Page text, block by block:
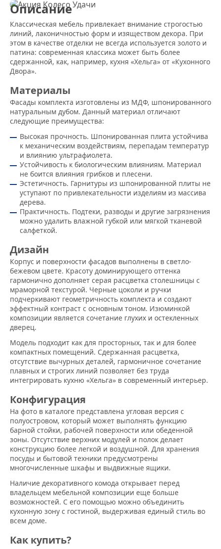
Описание
Классическая мебель привлекает внимание строгостью
линий, лаконичностью форм и изяществом декора. При
этом в качестве отделки не всегда используется золото и
патина: современная классика может быть более
сдержанной, как, например, кухня «Хельга» от «Кухонного
Двора».
Материалы
Фасады комплекта изготовлены из МДФ, шпонированного
натуральным дубом. Данный материал отличают
следующие преимущества:
Высокая прочность. Шпонированная плита устойчива
к механическим воздействиям, перепадам температур
и влиянию ультрафиолета.
Устойчивость к биологическим влияниям. Материал
не боится влияния грибков и плесени.
Эстетичность. Гарнитуры из шпонированной плиты не
уступают по привлекательности изделиям из массива
дерева.
Практичность. Подтеки, разводы и другие загрязнения
можно удалить влажной губкой или мягкой тканевой
салфеткой.
Дизайн
Корпус и поверхности фасадов выполнены в светло-
бежевом цвете. Красоту доминирующего оттенка
гармонично дополняет серая расцветка столешницы с
мраморной текстурой. Черные цоколи и ручки
подчеркивают геометричность комплекта и создают
эффектный контраст с основным тоном. Изюминкой
композиции является сочетание глухих и остекленных
дверец.
Модель подходит как для просторных, так и для более
компактных помещений. Сдержанная расцветка,
отсутствие вычурных деталей, гармоничное сочетание
плавных и строгих линий позволяет без труда
интегрировать кухню «Хельга» в современный интерьер.
Конфигурация
На фото в каталоге представлена угловая версия с
полуостровом, который может выполнять функцию
барной стойки, рабочей поверхности или обеденной
зоны. Отсутствие верхних модулей и полок делает
конструкцию более легкой и воздушной. Для хранения
посуды и бытовой техники предусмотрены
многочисленные шкафы и выдвижные ящики.
Наличие декоративного комода открывает перед
владельцем мебельной композиции еще больше
возможностей. С его помощью можно объединить
кухонную зону с гостиной, выдерживая единый стиль во
всем доме.
Как купить?